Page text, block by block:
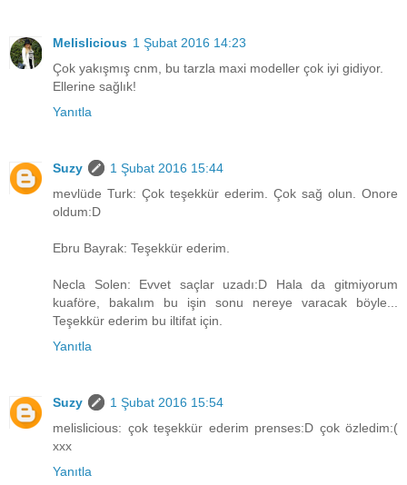
Melislicious 1 Şubat 2016 14:23
Çok yakışmış cnm, bu tarzla maxi modeller çok iyi gidiyor.
Ellerine sağlık!
Yanıtla
Suzy
1 Şubat 2016 15:44
mevlüde Turk: Çok teşekkür ederim. Çok sağ olun. Onore
oldum:D
Ebru Bayrak: Teşekkür ederim.
Necla Solen: Evvet saçlar uzadı:D Hala da gitmiyorum
kuaföre, bakalım bu işin sonu nereye varacak böyle...
Teşekkür ederim bu iltifat için.
Yanıtla
Suzy
1 Şubat 2016 15:54
melislicious: çok teşekkür ederim prenses:D çok özledim:(
xxx
Yanıtla